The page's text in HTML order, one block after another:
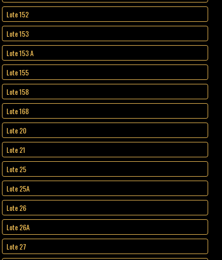
Lote 152
Lote 153
Lote 153 A
Lote 155
Lote 158
Lote 168
Lote 20
Lote 21
Lote 25
Lote 25A
Lote 26
Lote 26A
Lote 27